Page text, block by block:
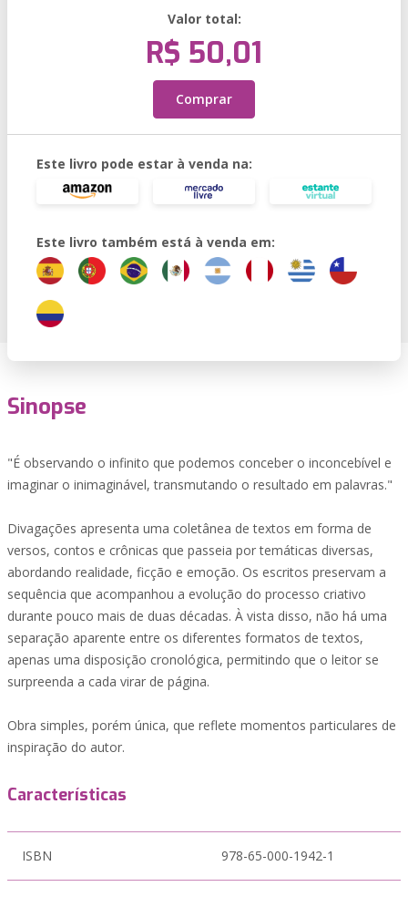
Valor total:
R$ 50,01
Comprar
Este livro pode estar à venda na:
Este livro também está à venda em:
Sinopse
"É observando o infinito que podemos conceber o inconcebível e
imaginar o inimaginável, transmutando o resultado em palavras."
Divagações apresenta uma coletânea de textos em forma de
versos, contos e crônicas que passeia por temáticas diversas,
abordando realidade, ficção e emoção. Os escritos preservam a
sequência que acompanhou a evolução do processo criativo
durante pouco mais de duas décadas. À vista disso, não há uma
separação aparente entre os diferentes formatos de textos,
apenas uma disposição cronológica, permitindo que o leitor se
surpreenda a cada virar de página.
Obra simples, porém única, que reflete momentos particulares de
inspiração do autor.
Características
ISBN 978-65-000-1942-1